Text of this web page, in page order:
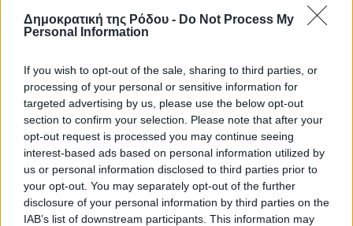
Δημοκρατική της Ρόδου - Do Not Process My
Personal Information
If you wish to opt-out of the sale, sharing to third parties, or
processing of your personal or sensitive information for
targeted advertising by us, please use the below opt-out
section to confirm your selection. Please note that after your
opt-out request is processed you may continue seeing
interest-based ads based on personal information utilized by
us or personal information disclosed to third parties prior to
your opt-out. You may separately opt-out of the further
disclosure of your personal information by third parties on the
IAB’s list of downstream participants. This information may